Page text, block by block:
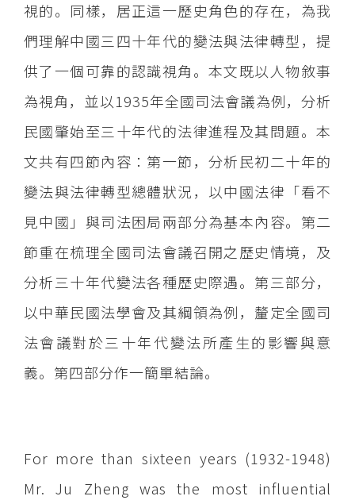
視的。同樣，居正這一歷史角色的存在，為我
們理解中國三四十年代的變法與法律轉型，提
供了一個可靠的認識視角。本文既以人物敘事
為視角，並以1935年全國司法會議為例，分析
民國肇始至三十年代的法律進程及其問題。本
文共有四節內容：第一節，分析民初二十年的
變法與法律轉型總體狀況，以中國法律「看不
見中國」與司法困局兩部分為基本內容。第二
節重在梳理全國司法會議召開之歷史情境，及
分析三十年代變法各種歷史際遇。第三部分，
以中華民國法學會及其綱領為例，釐定全國司
法會議對於三十年代變法所產生的影響與意
義。第四部分作一簡單結論。
For more than sixteen years (1932-1948)
Mr. Ju Zheng was the most influential